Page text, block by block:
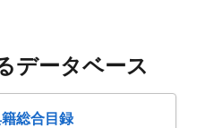
データベース
総合目録